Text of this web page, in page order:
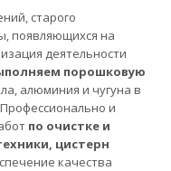
старого
появляющихся на
деятельности
порошковую
алюминия и чугуна в
и
по очистке и
цистерн
качества